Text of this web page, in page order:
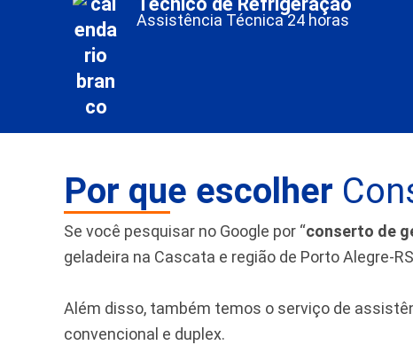
Assistência Técnica 24 horas
Por que escolher
Se você pesquisar no Google por “conserto de
geladeira na Cascata e região de Porto Alegre-
Além disso, também temos o serviço de
convencional e duplex.